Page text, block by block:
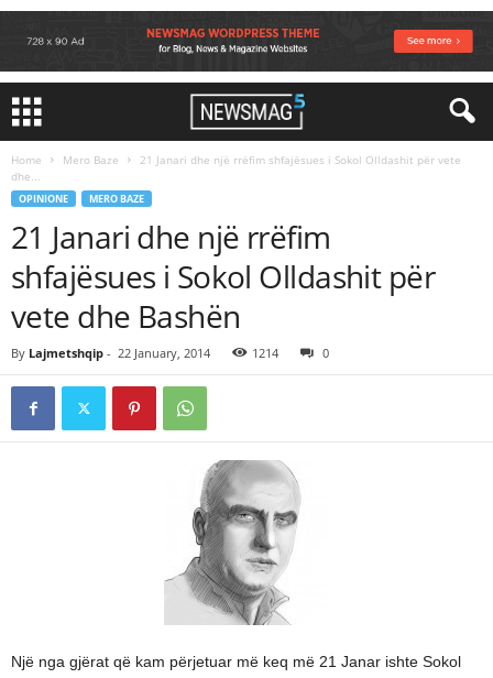
Home Mero Baze
21 Janari dhe një rrëfim shfajësues i Sokol Olldashit për vete
dhe...
OPINIONE MERO BAZE
21 Janari dhe një rrëfim
shfajësues i Sokol Olldashit për
vete dhe Bashën
By Lajmetshqip - 22 January, 2014 1214 0
Një nga gjërat që kam përjetuar më keq më 21 Janar ishte Sokol